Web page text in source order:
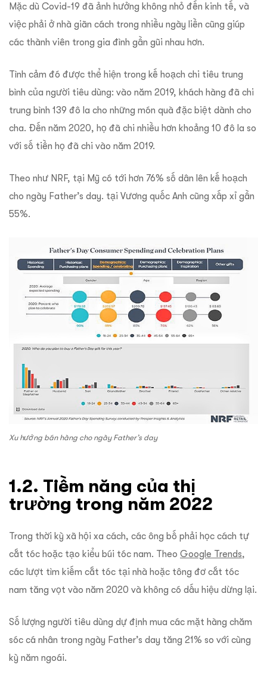
Mặc dù Covid-19 đã ảnh hưởng không nhỏ đến kinh tế, và
việc phải ở nhà giãn cách trong nhiều ngày liền cũng giúp
các thành viên trong gia đình gần gũi nhau hơn.
Tình cảm đó được thể hiện trong kế hoạch chi tiêu trung
bình của người tiêu dùng: vào năm 2019, khách hàng đã chi
trung bình 139 đô la cho những món quà đặc biệt dành cho
cha. Đến năm 2020, họ đã chi nhiều hơn khoảng 10 đô la so
với số tiền họ đã chi vào năm 2019.
Theo như NRF, tại Mỹ có tới hơn 76% số dân lên kế hoạch
cho ngày Father’s day. tại Vương quốc Anh cũng xấp xỉ gần
55%.
Xu hướng bán hàng cho ngày Father’s day
1.2. Tiềm năng của thị
trường trong năm 2022
Trong thời kỳ xã hội xa cách, các ông bố phải học cách tự
cắt tóc hoặc tạo kiểu búi tóc nam. Theo Google Trends,
các lượt tìm kiếm cắt tóc tại nhà hoặc tông đơ cắt tóc
nam tăng vọt vào năm 2020 và không có dấu hiệu dừng lại.
Số lượng người tiêu dùng dự định mua các mặt hàng chăm
sóc cá nhân trong ngày Father’s day tăng 21% so với cùng
kỳ năm ngoái.